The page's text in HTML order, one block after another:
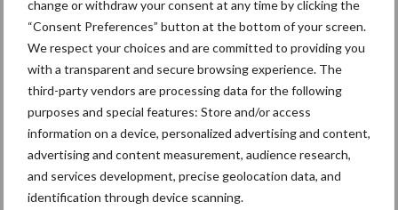
change or withdraw your consent at any time by clicking the
“Consent Preferences” button at the bottom of your screen.
We respect your choices and are committed to providing you
with a transparent and secure browsing experience. The
third-party vendors are processing data for the following
purposes and special features: Store and/or access
information on a device, personalized advertising and content,
advertising and content measurement, audience research,
and services development, precise geolocation data, and
identification through device scanning.
Diergezondheid Bemesting Fokkerij
Compost Dierlijke mest